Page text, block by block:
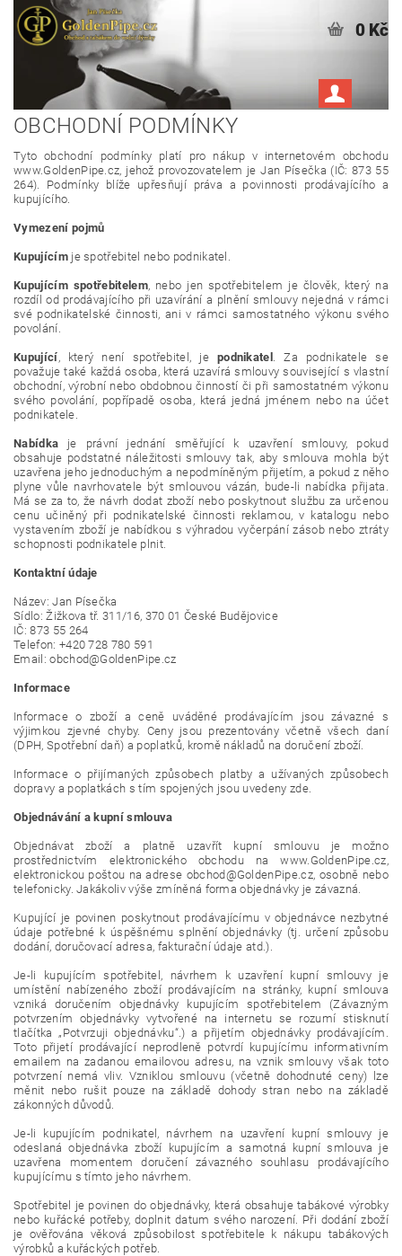
0 Kč
OBCHODNÍ PODMÍNKY
Tyto obchodní podmínky platí pro nákup v internetovém obchodu
www.GoldenPipe.cz, jehož provozovatelem je Jan Písečka (IČ: 873 55
264). Podmínky blíže upřesňují práva a povinnosti prodávajícího a
kupujícího.
Vymezení pojmů
Kupujícímje spotřebitel nebo podnikatel.
Kupujícím spotřebitelem, nebo jen spotřebitelem je člověk, který na
rozdíl od prodávajícího při uzavírání a plnění smlouvy nejedná v rámci
své podnikatelské činnosti, ani v rámci samostatného výkonu svého
povolání.
Kupující, který není spotřebitel, je podnikatel . Za podnikatele se
považuje také každá osoba, která uzavírá smlouvy související s vlastní
obchodní, výrobní nebo obdobnou činností či při samostatném výkonu
svého povolání, popřípadě osoba, která jedná jménem nebo na účet
podnikatele.
Nabídka je právní jednání směřující k uzavření smlouvy, pokud
obsahuje podstatné náležitosti smlouvy tak, aby smlouva mohla být
uzavřena jeho jednoduchým a nepodmíněným přijetím, a pokud z něho
plyne vůle navrhovatele být smlouvou vázán, bude-li nabídka přijata.
Má se za to, že návrh dodat zboží nebo poskytnout službu za určenou
cenu učiněný při podnikatelské činnosti reklamou, v katalogu nebo
vystavením zboží je nabídkou s výhradou vyčerpání zásob nebo ztráty
schopnosti podnikatele plnit.
Kontaktní údaje
Název: Jan Písečka
Sídlo: Žižkova tř. 311/16, 370 01 České Budějovice
IČ: 873 55 264
Telefon: +420 728 780 591
Email: obchod@GoldenPipe.cz
Informace
Informace o zboží a ceně uváděné prodávajícím jsou závazné s
výjimkou zjevné chyby. Ceny jsou prezentovány včetně všech daní
(DPH, Spotřební daň) a poplatků, kromě nákladů na doručení zboží.
Informace o přijímaných způsobech platby a užívaných způsobech
dopravy a poplatkách s tím spojených jsou uvedeny zde.
Objednávání a kupní smlouva
Objednávat zboží a platně uzavřít kupní smlouvu je možno
prostřednictvím elektronického obchodu na www.GoldenPipe.cz,
elektronickou poštou na adrese obchod@GoldenPipe.cz, osobně nebo
telefonicky. Jakákoliv výše zmíněná forma objednávky je závazná.
Kupující je povinen poskytnout prodávajícímu v objednávce nezbytné
údaje potřebné k úspěšnému splnění objednávky (tj. určení způsobu
dodání, doručovací adresa, fakturační údaje atd.).
Je-li kupujícím spotřebitel, návrhem k uzavření kupní smlouvy je
umístění nabízeného zboží prodávajícím na stránky, kupní smlouva
vzniká doručením objednávky kupujícím spotřebitelem (Závazným
potvrzením objednávky vytvořené na internetu se rozumí stisknutí
tlačítka „Potvrzuji objednávku“.) a přijetím objednávky prodávajícím.
Toto přijetí prodávající neprodleně potvrdí kupujícímu informativním
emailem na zadanou emailovou adresu, na vznik smlouvy však toto
potvrzení nemá vliv. Vzniklou smlouvu (včetně dohodnuté ceny) lze
měnit nebo rušit pouze na základě dohody stran nebo na základě
zákonných důvodů.
Je-li kupujícím podnikatel, návrhem na uzavření kupní smlouvy je
odeslaná objednávka zboží kupujícím a samotná kupní smlouva je
uzavřena momentem doručení závazného souhlasu prodávajícího
kupujícímu s tímto jeho návrhem.
Spotřebitel je povinen do objednávky, která obsahuje tabákové výrobky
nebo kuřácké potřeby, doplnit datum svého narození. Při dodání zboží
je ověřována věková způsobilost spotřebitele k nákupu tabákových
výrobků a kuřáckých potřeb.